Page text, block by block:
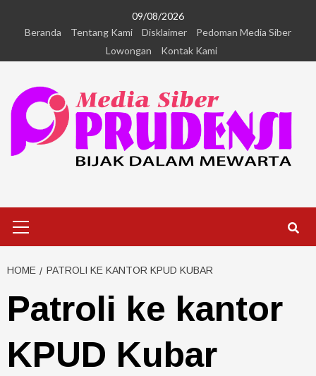
09/08/2026
Beranda
Tentang Kami Disklaimer
Pedoman Media Siber
Lowongan
Kontak Kami
HOME PATROLI KE KANTOR KPUD KUBAR
Patroli ke kantor
KPUD Kubar